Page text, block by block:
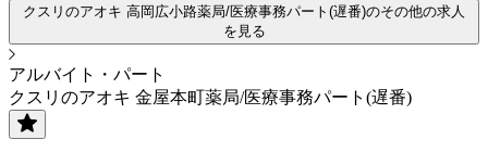
クスリのアオキ 高岡広小路薬局/医療事務パート(遅番)のその他の求人
を見る
アルバイト・パート
クスリのアオキ 金屋本町薬局/医療事務パート(遅番)